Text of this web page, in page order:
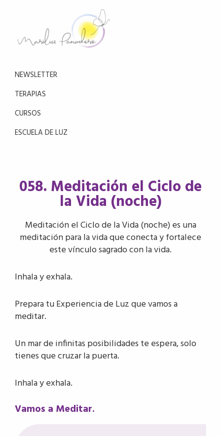
navegación
principal
a
reducir
el
estrés
con
la
NEWSLETTER
TERAPIAS
CURSOS
ESCUELA DE LUZ
058. Meditación el Ciclo de
la Vida (noche)
Meditación el Ciclo de la Vida (noche) es una
meditación para la vida que conecta y fortalece
este vínculo sagrado con la vida.
Inhala y exhala.
Prepara tu Experiencia de Luz que vamos a
meditar.
Un mar de infinitas posibilidades te espera, solo
tienes que cruzar la puerta.
Inhala y exhala.
Vamos a Meditar.